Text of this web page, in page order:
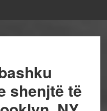
shenjtë të